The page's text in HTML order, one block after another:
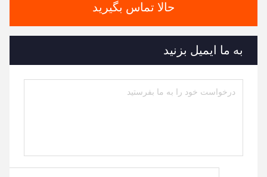
حالا تماس بگیرید
به ما ایمیل بزنید